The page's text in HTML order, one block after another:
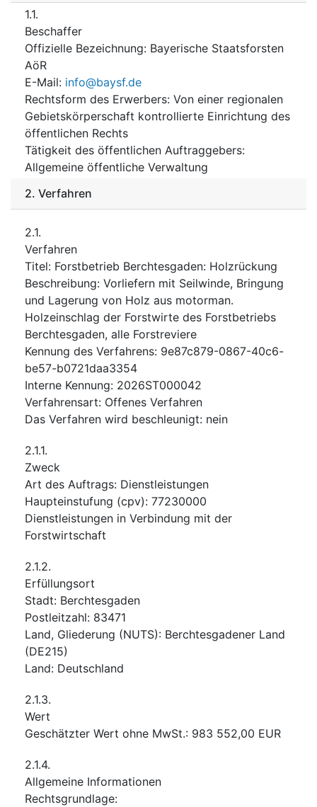
1.1.
Beschaffer
Offizielle Bezeichnung: Bayerische Staatsforsten
AöR
E-Mail: info@baysf.de
Rechtsform des Erwerbers: Von einer regionalen
Gebietskörperschaft kontrollierte Einrichtung des
öffentlichen Rechts
Tätigkeit des öffentlichen Auftraggebers:
Allgemeine öffentliche Verwaltung
2. Verfahren
2.1.
Verfahren
Titel: Forstbetrieb Berchtesgaden: Holzrückung
Beschreibung: Vorliefern mit Seilwinde, Bringung
und Lagerung von Holz aus motorman.
Holzeinschlag der Forstwirte des Forstbetriebs
Berchtesgaden, alle Forstreviere
Kennung des Verfahrens: 9e87c879-0867-40c6-
be57-b0721daa3354
Interne Kennung: 2026ST000042
Verfahrensart: Offenes Verfahren
Das Verfahren wird beschleunigt: nein
2.1.1.
Zweck
Art des Auftrags: Dienstleistungen
Haupteinstufung (cpv): 77230000
Dienstleistungen in Verbindung mit der
Forstwirtschaft
2.1.2.
Erfüllungsort
Stadt: Berchtesgaden
Postleitzahl: 83471
Land, Gliederung (NUTS): Berchtesgadener Land
(DE215)
Land: Deutschland
2.1.3.
Wert
Geschätzter Wert ohne MwSt.: 983 552,00 EUR
2.1.4.
Allgemeine Informationen
Rechtsgrundlage: